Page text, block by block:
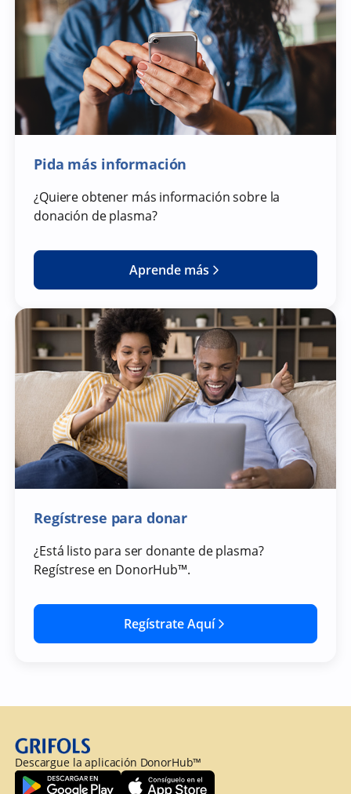
Pida más información
¿Quiere obtener más información sobre la
donación de plasma?
Aprende más
Regístrese para donar
¿Está listo para ser donante de plasma?
Regístrese en DonorHub™.
Regístrate Aquí
Descargue la aplicación DonorHub™